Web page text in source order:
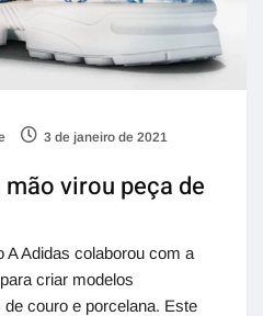
3 de janeiro de 2021
virou peça de
A Adidas colaborou com a
criar modelos
couro e porcelana. Este